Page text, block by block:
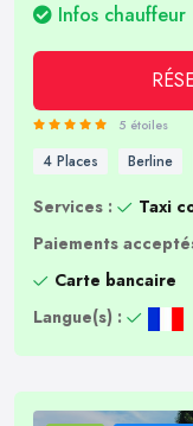
Infos chauffeur
5 étoiles
4 Places Berline
Services : Taxi
Paiements
Carte bancaire
Langue(s) :